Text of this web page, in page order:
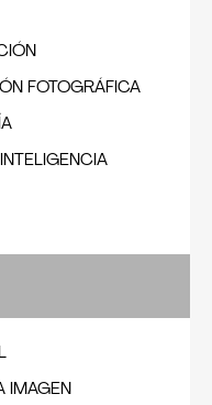
postular es a
a esta opción,
Después de
personal con
como
FOTOGRÁFICA
IMAGEN